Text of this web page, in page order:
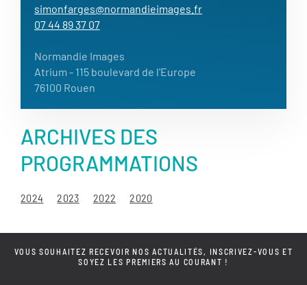
simonfarges@normandieimages.fr
07 44 89 37 07
Normandie Images
Atrium - 115 boulevard de l'Europe
76100 Rouen
ARCHIVES DES
PROGRAMMATIONS
2024 2023 2022 2020
VOUS SOUHAITEZ RECEVOIR NOS ACTUALITÉS, INSCRIVEZ-VOUS ET
SOYEZ LES PREMIERS AU COURANT !